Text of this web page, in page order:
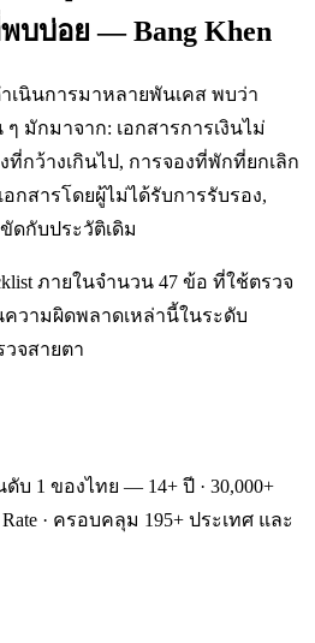
บบ่อย — Bang Khen
ำเนินการมาหลายพันเคส พบว่า
มักมาจาก: เอกสารการเงินไม่
ที่กว้างเกินไป, การจองที่พักที่ยกเลิก
กสารโดยผู้ไม่ได้รับการรับรอง,
ดกับประวัติเดิม
ภายในจำนวน 47 ข้อ ที่ใช้ตรวจ
วามผิดพลาดเหล่านี้ในระดับ
จสายตา
1 ของไทย — 14+ ปี · 30,000+
Rate · ครอบคลุม 195+ ประเทศ และ